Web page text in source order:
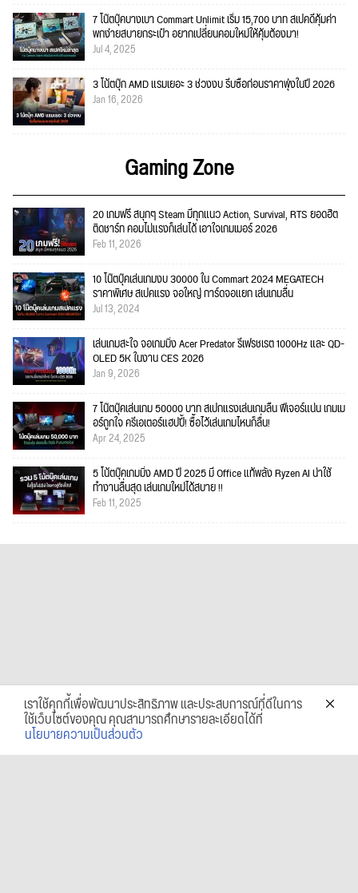
7 โน๊ตบุ๊คบางเบา Commart Unlimit เริ่ม 15,700 บาท สเปคดีคุ้มค่า
พกง่ายสบายกระเป๋า อยากเปลี่ยนคอมใหม่ให้คุ้มต้องมา!
Jul 4, 2025
3 โน้ตบุ๊ก AMD แรมเยอะ 3 ช่วงงบ รีบซื้อก่อนราคาพุ่งในปี 2026
Jan 16, 2026
Gaming Zone
20 เกมฟรี สนุกๆ Steam มีทุกแนว Action, Survival, RTS ยอดฮิต
ติดชาร์ท คอมไม่แรงก็เล่นได้ เอาใจเกมเมอร์ 2026
Feb 11, 2026
10 โน๊ตบุ๊คเล่นเกมงบ 30000 ใน Commart 2024 MEGATECH
ราคาพิเศษ สเปคแรง จอใหญ่ การ์ดจอแยก เล่นเกมลื่น
Jul 13, 2024
เล่นเกมสะใจ จอเกมมิ่ง Acer Predator รีเฟรชเรต 1000Hz และ QD-
OLED 5K ในงาน CES 2026
Jan 9, 2026
7 โน๊ตบุ๊คเล่นเกม 50000 บาท สเปกแรงเล่นเกมลื่น ฟีเจอร์แน่น เกมเม
อร์ถูกใจ ครีเอเตอร์แฮปปี้! ซื้อไว้เล่นเกมไหนก็ลื่น!
Apr 24, 2025
5 โน้ตบุ๊คเกมมิ่ง AMD ปี 2025 มี Office แท้พลัง Ryzen AI น่าใช้
ทำงานลื่นสุด เล่นเกมใหม่ได้สบาย !!
Feb 11, 2025
เราใช้คุกกี้เพื่อพัฒนาประสิทธิภาพ และประสบการณ์ที่ดีในการ
ใช้เว็บไซต์ของคุณ คุณสามารถศึกษารายละเอียดได้ที่
นโยบายความเป็นส่วนตัว